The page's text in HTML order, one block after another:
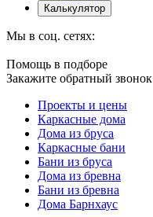
Калькулятор
Мы в соц. сетях:
Помощь в подборе
Закажите обратный звонок
Проекты и цены
Каркасные дома
Дома из бруса
Каркасные бани
Бани из бруса
Дома из бревна
Бани из бревна
Дома Барнхаус